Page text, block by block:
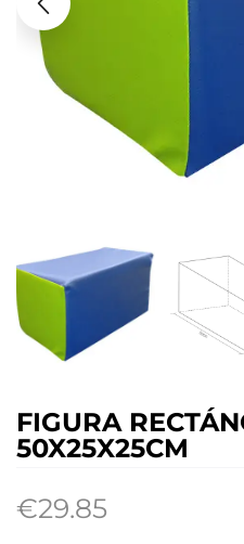
FIGURA
50X25X25CM
€29.85